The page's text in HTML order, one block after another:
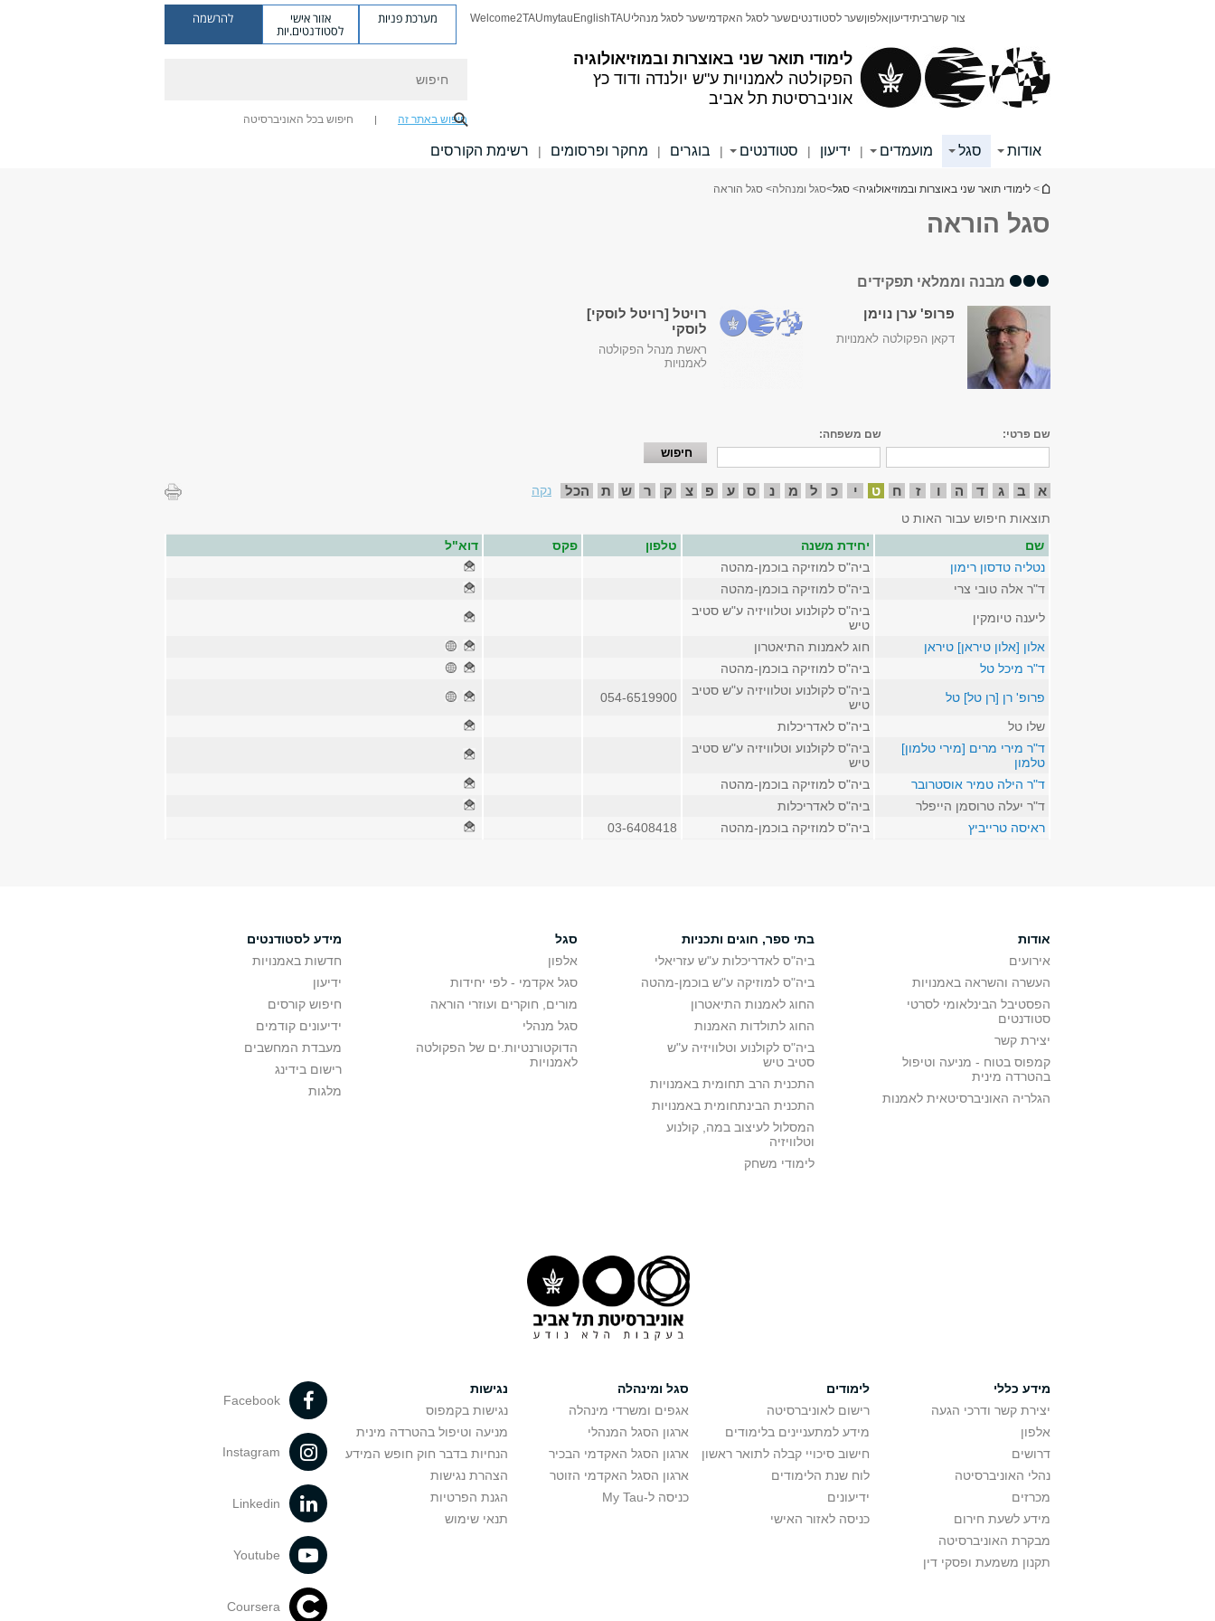
לימודי תואר שני באוצרות ובמוזיאולוגיה
הפקולטה לאמנויות ע"ש יולנדה ודוד כץ
אוניברסיטת תל אביב
צור קשרביתידיעוןאלפוןשער לסטודנטיםשער לסגל האקדמישער לסגל מנהליTAU
English
mytau
Welcome2TAU מערכת פניות אזור אישי
לסטודנטים.יות
להרשמה
חיפוש באתר זה חיפוש בכל האוניברסיטה
אודות סגל מועמדים | ידיעון | סטודנטים | בוגרים | מחקר ופרסומים | רשימת הקורסים
הינך נמצא כאן
> לימודי תואר שני באוצרות ובמוזיאולוגיה> סגל>סגל ומנהלה> סגל הוראה
סגל הוראה
מבנה וממלאי תפקידים
פרופ' ערן נוימן
דקאן הפקולטה לאמנויות
רויטל [רויטל לוסקי]
לוסקי
ראשת מנהל הפקולטה
לאמנויות
שם פרטי: שם משפחה:
א ב ג ד ה ו ז ח ט י כ ל מ נ ס ע פ צ ק ר ש ת הכל
נקה
תוצאות חיפוש עבור האות ט
שם
יחידת משנה טלפון פקס
דוא"ל
נטליה טדסון רימון
ביה"ס למוזיקה בוכמן-מהטה
ד"ר אלה טובי צרי
ביה"ס למוזיקה בוכמן-מהטה
ליענה טיומקין
ביה"ס לקולנוע וטלוויזיה ע"ש סטיב
טיש
אלון [אלון טיראן] טיראן
חוג לאמנות התיאטרון
ד"ר מיכל טל
ביה"ס למוזיקה בוכמן-מהטה
פרופ' רן [רן טל] טל
ביה"ס לקולנוע וטלוויזיה ע"ש סטיב
טיש
054-6519900
שלו טל
ביה"ס לאדריכלות
ד"ר מירי מרים [מירי טלמון]
טלמון
ביה"ס לקולנוע וטלוויזיה ע"ש סטיב
טיש
ד"ר הילה טמיר אוסטרובר
ביה"ס למוזיקה בוכמן-מהטה
ד"ר יעלה טרוסמן הייפלר
ביה"ס לאדריכלות
ראיסה טרייביץ
ביה"ס למוזיקה בוכמן-מהטה 03-6408418
אודות
אירועים
העשרה והשראה באמנויות
הפסטיבל הבינלאומי לסרטי
סטודנטים
יצירת קשר
קמפוס בטוח - מניעה וטיפול
בהטרדה מינית
הגלריה האוניברסיטאית לאמנות
בתי ספר, חוגים ותכניות
ביה"ס לאדריכלות ע"ש עזריאלי
ביה"ס למוזיקה ע"ש בוכמן-מהטה
החוג לאמנות התיאטרון
החוג לתולדות האמנות
ביה"ס לקולנוע וטלוויזיה ע"ש
סטיב טיש
התכנית הרב תחומית באמנויות
התכנית הבינתחומית באמנויות
המסלול לעיצוב במה, קולנוע
וטלוויזיה
לימודי משחק
סגל
אלפון
סגל אקדמי - לפי יחידות
מורים, חוקרים ועוזרי הוראה
סגל מנהלי
הדוקטורנטיות.ים של הפקולטה
לאמנויות
מידע לסטודנטים
חדשות באמנויות
ידיעון
חיפוש קורסים
ידיעונים קודמים
מעבדת המחשבים
רישום בידינג
מלגות
מידע כללי
יצירת קשר ודרכי הגעה
אלפון
דרושים
נהלי האוניברסיטה
מכרזים
מידע לשעת חירום
מבקרת האוניברסיטה
תקנון משמעת ופסקי דין
לימודים
רישום לאוניברסיטה
מידע למתעניינים בלימודים
חישוב סיכויי קבלה לתואר ראשון
לוח שנת הלימודים
ידיעונים
כניסה לאזור האישי
סגל ומינהלה
אגפים ומשרדי מינהלה
ארגון הסגל המנהלי
ארגון הסגל האקדמי הבכיר
ארגון הסגל האקדמי הזוטר
כניסה ל-My Tau
נגישות
נגישות בקמפוס
מניעה וטיפול בהטרדה מינית
הנחיות בדבר חוק חופש המידע
הצהרת נגישות
הגנת הפרטיות
תנאי שימוש
Facebook
Instagram
Linkedin
Youtube
Coursera